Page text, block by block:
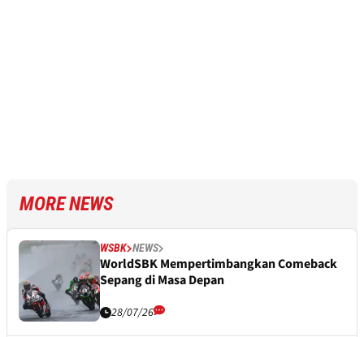
MORE NEWS
WSBK NEWS
WorldSBK Mempertimbangkan Comeback
Sepang di Masa Depan
28/07/26